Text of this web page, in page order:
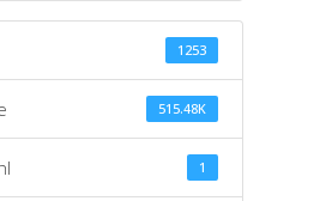
1253
515.48K
1